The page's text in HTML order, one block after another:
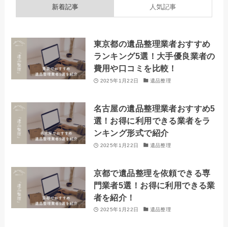
新着記事 人気記事
東京都の遺品整理業者おすすめ
ランキング5選！大手優良業者の
費用や口コミを比較！
2025年1月22日 遺品整理
名古屋の遺品整理業者おすすめ5
選！お得に利用できる業者をラ
ンキング形式で紹介
2025年1月22日 遺品整理
京都で遺品整理を依頼できる専
門業者5選！お得に利用できる業
者を紹介！
2025年1月22日 遺品整理